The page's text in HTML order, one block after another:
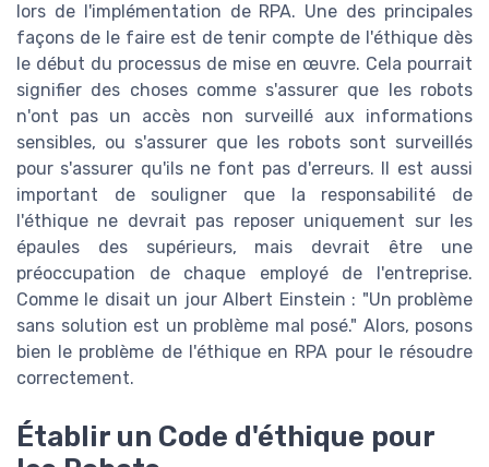
lors de l'implémentation de RPA. Une des principales
façons de le faire est de tenir compte de l'éthique dès
le début du processus de mise en œuvre. Cela pourrait
signifier des choses comme s'assurer que les robots
n'ont pas un accès non surveillé aux informations
sensibles, ou s'assurer que les robots sont surveillés
pour s'assurer qu'ils ne font pas d'erreurs. Il est aussi
important de souligner que la responsabilité de
l'éthique ne devrait pas reposer uniquement sur les
épaules des supérieurs, mais devrait être une
préoccupation de chaque employé de l'entreprise.
Comme le disait un jour Albert Einstein : "Un problème
sans solution est un problème mal posé." Alors, posons
bien le problème de l'éthique en RPA pour le résoudre
correctement.
Établir un Code d'éthique pour